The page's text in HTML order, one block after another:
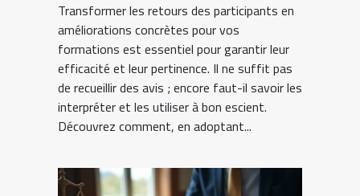
Transformer les retours des participants en
améliorations concrètes pour vos
formations est essentiel pour garantir leur
efficacité et leur pertinence. Il ne suffit pas
de recueillir des avis ; encore faut-il savoir les
interpréter et les utiliser à bon escient.
Découvrez comment, en adoptant...